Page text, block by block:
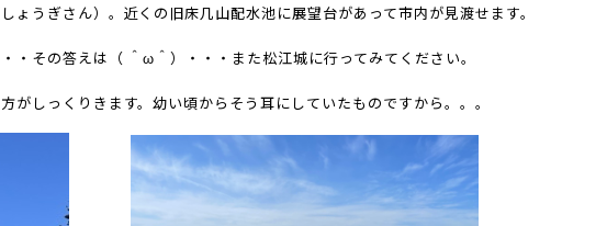
ょうぎさん）。近くの旧床几山配水池に展望台があって市内が見渡せます。
・その答えは（ ＾ω＾）・・・また松江城に行ってみてください。
がしっくりきます。幼い頃からそう耳にしていたものですから。。。